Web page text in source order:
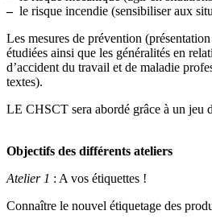
–le risque incendie (sensibiliser aux
Les mesures de prévention
étudiées ainsi que les généralités en
d’accident du travail et de maladie
textes).
LE CHSCT sera abordé grâce à un jeu
Objectifs des différents ateliers
Atelier 1 : A vos étiquettes !
Connaître le nouvel étiquetage des